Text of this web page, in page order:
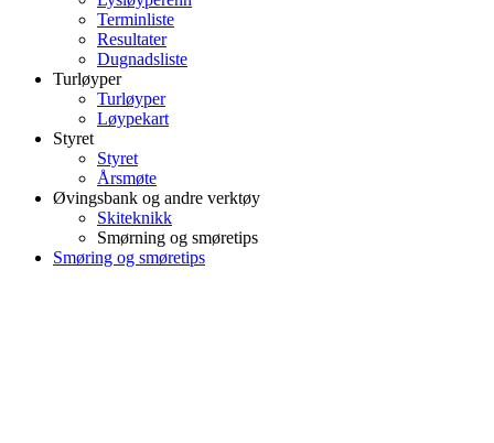
Terminliste
Resultater
Dugnadsliste
Turløyper
Turløyper
Løypekart
Styret
Styret
Årsmøte
Øvingsbank og andre verktøy
Skiteknikk
Smørning og smøretips
Smøring og smøretips